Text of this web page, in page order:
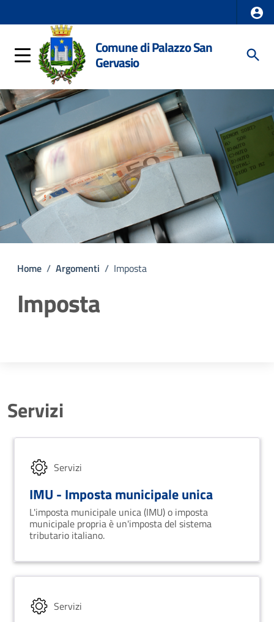
Comune di Palazzo San
Gervasio
Home / Argomenti / Imposta
Imposta
Servizi
Servizi
IMU - Imposta municipale unica
L'imposta municipale unica (IMU) o imposta
municipale propria è un'imposta del sistema
tributario italiano.
Servizi